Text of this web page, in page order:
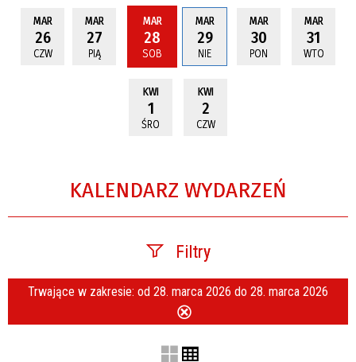
MAR
26
CZW
MAR
27
PIĄ
MAR
28
SOB
MAR
29
NIE
MAR
30
PON
MAR
31
WTO
KWI
1
ŚRO
KWI
2
CZW
KALENDARZ WYDARZEŃ
Filtry
Szukana fraza
Trwające w zakresie: od 28. marca 2026 do 28. marca 2026
filtr